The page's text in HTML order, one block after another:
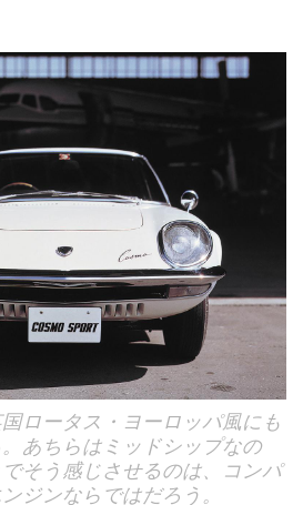
ロータス・ヨーロッパ風にも
あちらはミッドシップなの
そう感じさせるのは、コンパ
ジンならではだろう。